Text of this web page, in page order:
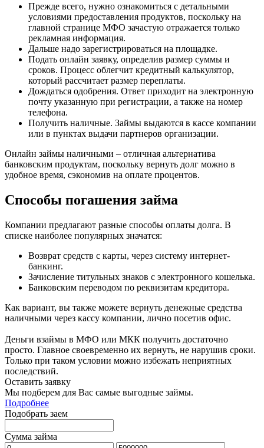
Прежде всего, нужно ознакомиться с детальными
условиями предоставления продуктов, поскольку на
главной странице МФО зачастую отражается только
рекламная информация.
Дальше надо зарегистрироваться на площадке.
Подать онлайн заявку, определив размер суммы и
сроков. Процесс облегчит кредитный калькулятор,
который рассчитает размер переплаты.
Дождаться одобрения. Ответ приходит на электронную
почту указанную при регистрации, а также на номер
телефона.
Получить наличные. Займы выдаются в кассе компании
или в пунктах выдачи партнеров организации.
Онлайн займы наличными – отличная альтернатива
банковским продуктам, поскольку вернуть долг можно в
удобное время, сэкономив на оплате процентов.
Способы погашения займа
Компании предлагают разные способы оплаты долга. В
списке наиболее популярных значатся:
Возврат средств с карты, через систему интернет-
банкинг.
Зачисление титульных знаков с электронного кошелька.
Банковским переводом по реквизитам кредитора.
Как вариант, вы также можете вернуть денежные средства
наличными через кассу компании, лично посетив офис.
Деньги взаймы в МФО или МКК получить достаточно
просто. Главное своевременно их вернуть, не нарушив сроки.
Только при таком условии можно избежать неприятных
последствий.
Оставить заявку
Мы подберем для Вас самые выгодные займы.
Подробнее
Подобрать заем
Сумма займа